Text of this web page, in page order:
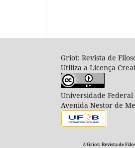
Griot: Revista de
Utiliza a Licença
Universidade Federal
Avenida Nestor de
AGriot: Revista de